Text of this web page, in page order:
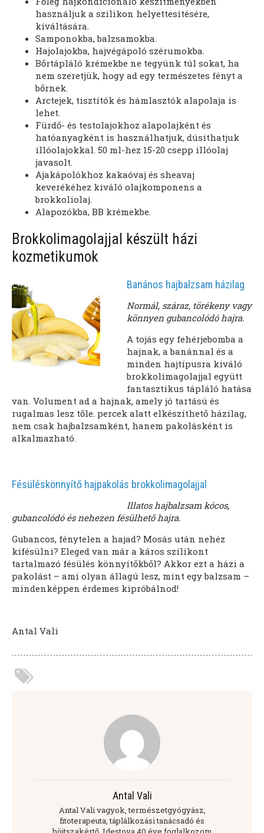
használjuk a szilikon helyettesítésére,
kiváltására.
Samponokba, balzsamokba.
Hajolajokba, hajvégápoló szérumokba.
Bőrtápláló krémekbe ne tegyünk túl sokat, ha
nem szeretjük, hogy ad egy természetes fényt a
bőrnek.
Arctejek, tisztítók és hámlasztók alapolaja is
lehet.
Fürdő- és testolajokhoz alapolajként és
hatóanyagként is használhatjuk, dúsíthatjuk
illóolajokkal. 50 ml-hez 15-20 csepp illóolaj
javasolt.
Ajakápolókhoz kakaóvaj és sheavaj
keverékéhez kiváló olajkomponens a
brokkoliolaj.
Alapozókba, BB krémekbe.
Brokkolimagolajjal készült házi
kozmetikumok
Banános hajbalzsam házilag
Normál, száraz, törékeny vagy
könnyen gubancolódó hajra.
A tojás egy fehérjebomba a
hajnak, a banánnal és a
minden hajtípusra kiváló
brokkolimagolajjal együtt
fantasztikus tápláló hatása
van. Volument ad a hajnak, amely jó tartású és
rugalmas lesz tőle. percek alatt elkészíthető házilag,
nem csak hajbalzsamként, hanem pakolásként is
alkalmazható.
Fésüléskönnyítő hajpakolás brokkolimagolajjal
Illatos hajbalzsam kócos,
gubancolódó és nehezen fésülhető hajra.
Gubancos, fénytelen a hajad? Mosás után nehéz
kifésülni? Eleged van már a káros szilikont
tartalmazó fésülés könnyítőkből? Akkor ezt a házi a
pakolást – ami olyan állagú lesz, mint egy balzsam –
mindenképpen érdemes kipróbálnod!
Antal Vali
Antal Vali
Antal Vali vagyok, természetgyógyász,
fitoterapeuta, táplálkozási tanácsadó és